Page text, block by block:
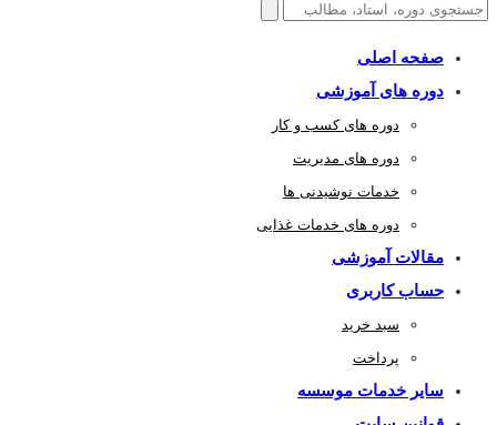
صفحه اصلی
دوره های آموزشی
دوره های کسب و کار
دوره های مدیریت
خدمات نوشیدنی ها
دوره های خدمات غذایی
مقالات آموزشی
حساب کاربری
سبد خرید
پرداخت
سایر خدمات موسسه